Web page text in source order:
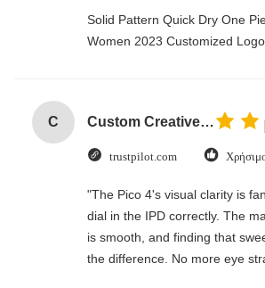
Solid Pattern Quick Dry One
Women 2023 Customized
C Custom Creative Goodie Christmas Kraft Paper Gift Bag with Your Own Logo for Xmas Decorative Party
trustpilot.com
"The Pico 4's visual clarity is
dial in the IPD correctly. The
is smooth, and finding that
the difference. No more eye